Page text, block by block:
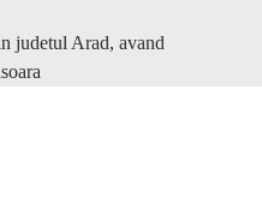
judetul Arad, avand